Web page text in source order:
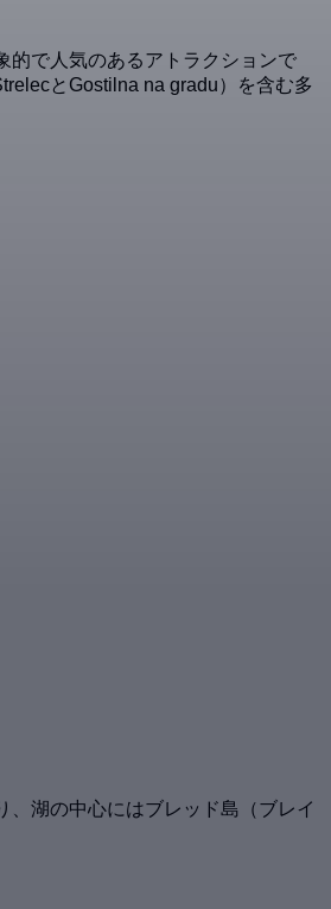
的で人気のあるアトラクションで
とGostilna na gradu）を含む多
湖の中心にはブレッド島（ブレイ